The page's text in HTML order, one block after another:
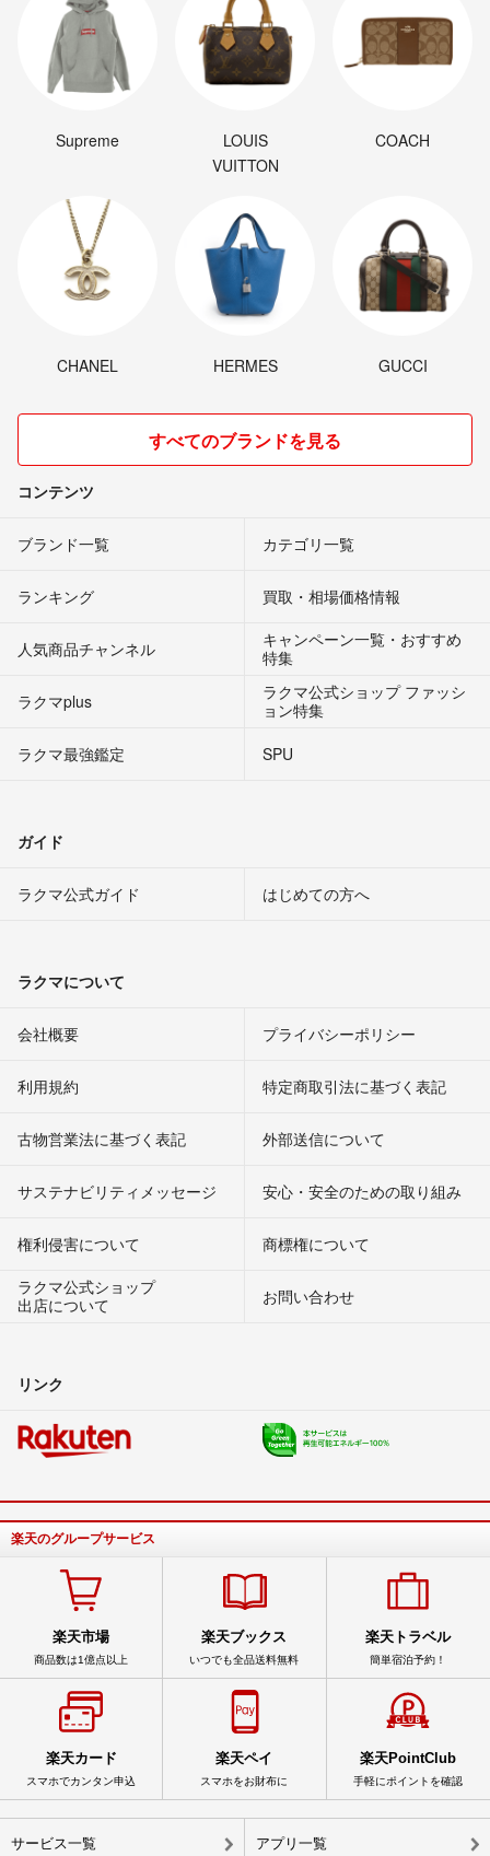
Supreme
LOUIS
VUITTON
COACH
CHANEL HERMES GUCCI
すべてのブランドを見る
コンテンツ
ブランド一覧 カテゴリ一覧
ランキング 買取・相場価格情報
人気商品チャンネル
キャンペーン一覧・おすすめ
特集
ラクマplus
ラクマ公式ショップ ファッシ
ョン特集
ラクマ最強鑑定
SPU
ガイド
ラクマ公式ガイド はじめての方へ
ラクマについて
会社概要 プライバシーポリシー
利用規約 特定商取引法に基づく表記
古物営業法に基づく表記 外部送信について
サステナビリティメッセージ 安心・安全のための取り組み
権利侵害について
商標権について
ラクマ公式ショップ
出店について
お問い合わせ
リンク
楽天のグループサービス
楽天市場
商品数は1億点以上
楽天ブックス
いつでも全品送料無料
楽天トラベル
簡単宿泊予約！
楽天カード
スマホでカンタン申込
楽天ペイ
スマホをお財布に
楽天PointClub
手軽にポイントを確認
サービス一覧 アプリ一覧